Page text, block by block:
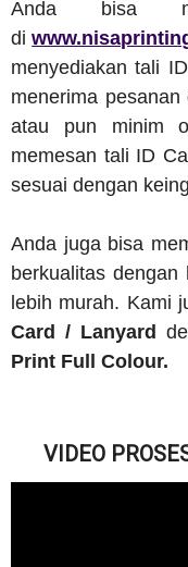
Anda bisa
di
menyediakan tali
menerima
atau pun minim
memesan tali ID
sesuai dengan
Anda juga bisa
berkualitas
lebih murah. Kami
Card / Lanyard
Print Full Colour.
VIDEO